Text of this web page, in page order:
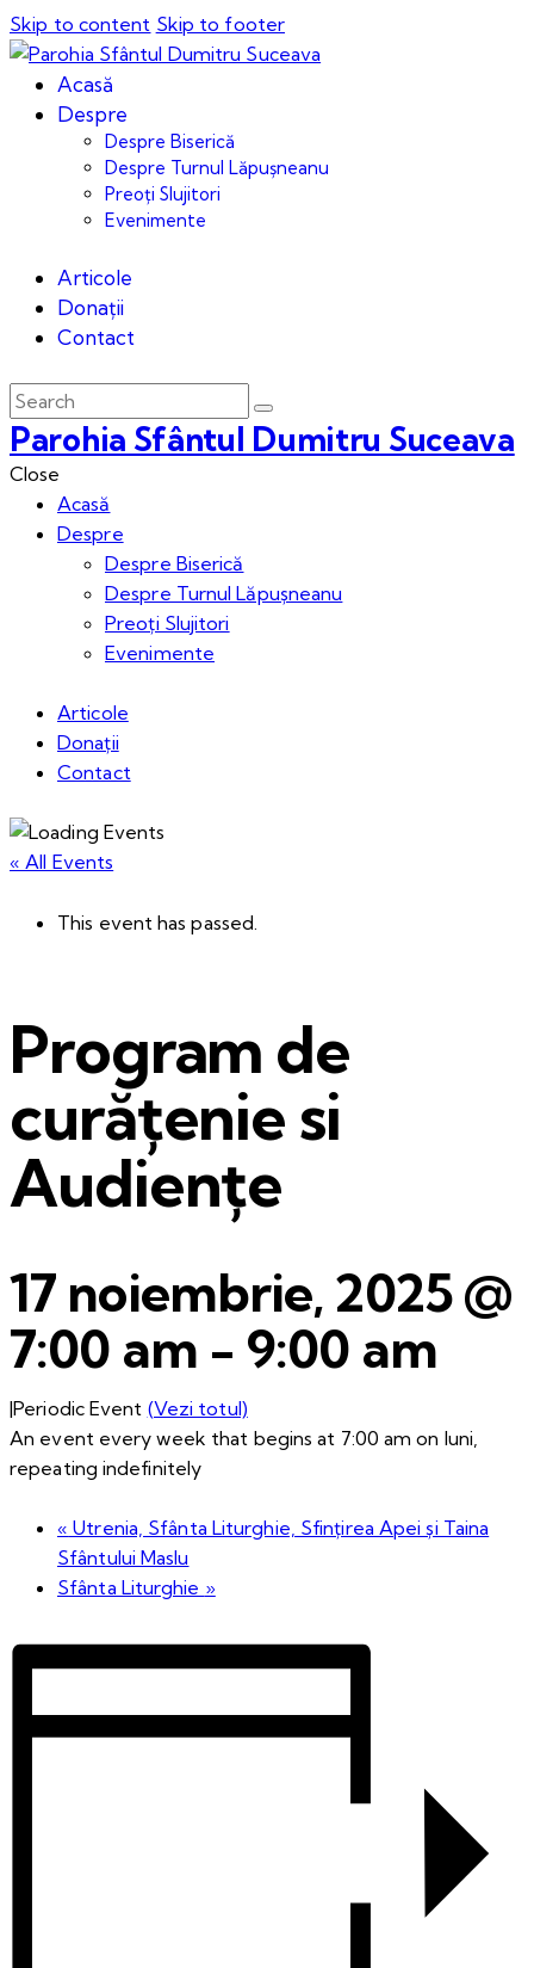
Skip to content Skip to footer
Acasă
Despre
Despre Biserică
Despre Turnul Lăpușneanu
Preoți Slujitori
Evenimente
Articole
Donații
Contact
Parohia Sfântul Dumitru Suceava
Close
Acasă
Despre
Despre Biserică
Despre Turnul Lăpușneanu
Preoți Slujitori
Evenimente
Articole
Donații
Contact
« All Events
This event has passed.
Program de
curățenie si
Audiențe
17 noiembrie, 2025 @
7:00 am - 9:00 am
|Periodic Event (Vezi totul)
An event every week that begins at 7:00 am on luni,
repeating indefinitely
« Utrenia, Sfânta Liturghie, Sfințirea Apei și Taina
Sfântului Maslu
Sfânta Liturghie »